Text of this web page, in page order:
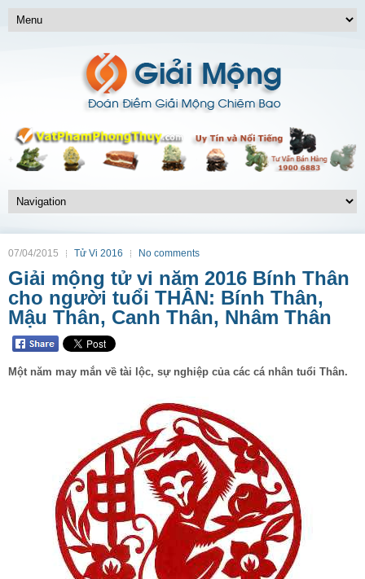
07/04/2015 Tử Vi 2016 No comments
Giải mộng tử vi năm 2016 Bính Thân
cho người tuổi THÂN: Bính Thân,
Mậu Thân, Canh Thân, Nhâm Thân
Một năm may mắn về tài lộc, sự nghiệp của các cá nhân tuổi Thân.